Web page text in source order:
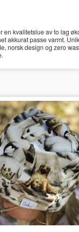
en kvalitetslue av to lag
akkurat passe varmt.
norsk design og zero